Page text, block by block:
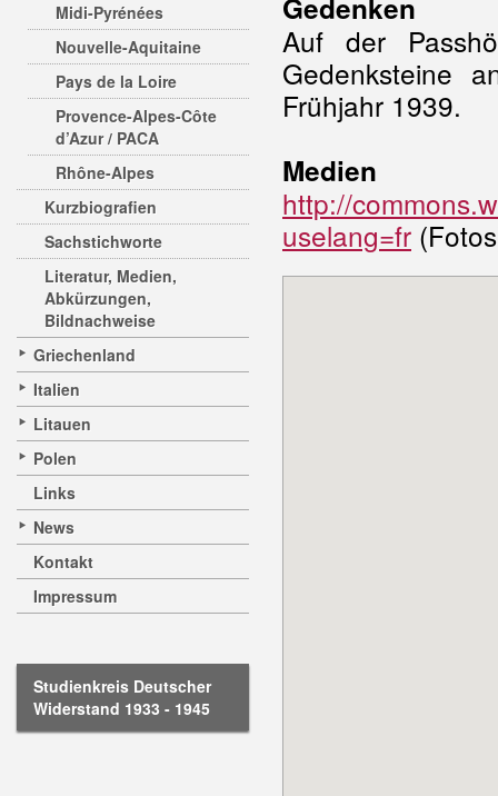
Midi-Pyrénées
Nouvelle-Aquitaine
Pays de la Loire
Provence-Alpes-Côte
d’Azur / PACA
Rhône-Alpes
Kurzbiografien
Sachstichworte
Literatur, Medien,
Abkürzungen,
Bildnachweise
Griechenland
Italien
Litauen
Polen
Links
News
Kontakt
Impressum
Studienkreis Deutscher
Widerstand 1933 - 1945
Gedenken
Auf der
Gedenksteine
Frühjahr 1939.
Medien
http://
uselang=fr